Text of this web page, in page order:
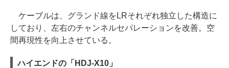
ケーブルは、グランド線をLRそれぞれ独立した構造に
しており、左右のチャンネルセパレーションを改善。空
間再現性を向上させている。
ハイエンドの「HDJ-X10」